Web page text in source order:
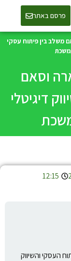
פרסם באתר
משלב בין פיתוח עסקי
וסאם
דיגיטלי
12:15
העסקי והשיווק